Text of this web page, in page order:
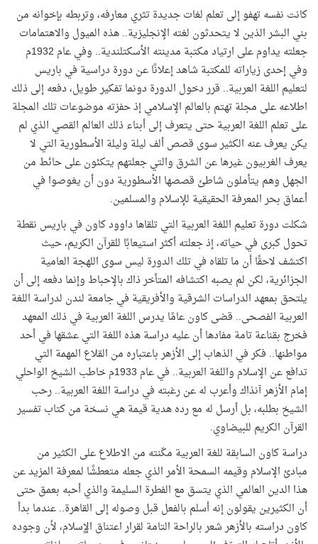
كانت نفسه تهفو إلى تعلم لغات جديدة تثري معارفه، وتربطه بإخوانه من
بني البشر الذين لا يتحدثون لغته الإنجليزية.. هذه الميول والاهتمامات
جعلته يداوم على ارتياد مكتبة مدينته الأسكتلندية.. وفي عام 1932م
وفي إحدى زياراته للمكتبة شاهد إعلانًا عن دورة دراسية في باريس
لتعليم اللغة العربية.. قرر دخول الدورة دونما تفكير طويل، دفعه إلى ذلك
اطلاعه على مجلة تهتم بالعالم الإسلامي إذ حفزته موضوعات تلك المجلة
على تعلم اللغة العربية حتى يتعرف إلى أبناء ذلك العالم القصي الذي لم
يكن يعرف عنه الكثير سوى قصص ألف ليلة وليلة الأسطورية التي لا
يعرف الغربيون غيرها عن الشرق والتي جعلتهم يتكئون على حائط من
الجهل وهم يتأملون شاطئ قصصها الأسطورية دون أن يغوصوا في
أعماق بحر المعرفة الحقيقية للإسلام والمسلمين.
شكلت دورة تعليم اللغة العربية التي تلقاها داوود كاون في باريس نقطة
تحول كبرى في حياته، إذ جعلته أكثر استيعابًا للقرآن الكريم، حيث
اكتشف لاحقًا أن ما تلقاه في تلك الدورة ليس سوى اللهجة العامية
الجزائرية، لكن لم يصبه اكتشافه المتأخر ذاك بالإحباط وإنما دفعه إلى أن
يلتحق بمعهد الدراسات الشرقية والأفريقية في جامعة لندن لدراسة اللغة
العربية الفصحى.. قضى كاون عامًا يدرس اللغة العربية في ذلك المعهد
فخرج بقناعة تامة مفادها أن عليه دراسة هذه اللغة التي عشقها في أحد
مواطنها.. فكر في الذهاب إلى الأزهر باعتباره من القلاع المهمة التي
تدافع عن الإسلام واللغة العربية.. في عام 1933م خاطب الشيخ الواحلي
إمام الأزهر آنذاك وأعرب له عن رغبته في دراسة اللغة العربية.. رحب
الشيخ بطلبه، بل أرسل له مع رده هدية قيمة هي نسخة من كتاب تفسير
القرآن الكريم للبيضاوي.
دراسة كاون السابقة للغة العربية مكّنته من الاطلاع على الكثير من
مبادئ الإسلام وقيمه السمحة الأمر الذي جعله متعطشًا لمعرفة المزيد عن
هذا الدين العالمي الذي يتسق مع الفطرة السليمة والذي أحبه بعمق حتى
أن الكثيرين يقولون إنه أسلم بالفعل قبل وصوله إلى القاهرة.. عندما بدأ
كاون دراسته بالأزهر شعر بالراحة التامة لقرار اعتناق الإٍسلام، لأن وجوده